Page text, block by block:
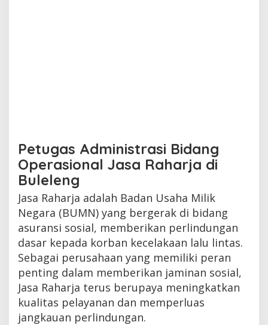
Petugas Administrasi Bidang
Operasional Jasa Raharja di
Buleleng
Jasa Raharja adalah Badan Usaha Milik
Negara (BUMN) yang bergerak di bidang
asuransi sosial, memberikan perlindungan
dasar kepada korban kecelakaan lalu lintas.
Sebagai perusahaan yang memiliki peran
penting dalam memberikan jaminan sosial,
Jasa Raharja terus berupaya meningkatkan
kualitas pelayanan dan memperluas
jangkauan perlindungan.